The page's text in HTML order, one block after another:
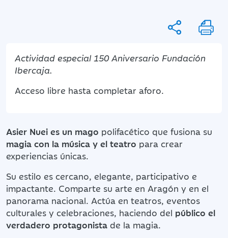
Actividad especial 150 Aniversario Fundación
Ibercaja.
Acceso libre hasta completar aforo.
Asier Nuei es un mago polifacético que fusiona su
magia con la música y el teatro para crear
experiencias únicas.
Su estilo es cercano, elegante, participativo e
impactante. Comparte su arte en Aragón y en el
panorama nacional. Actúa en teatros, eventos
culturales y celebraciones, haciendo del público el
verdadero protagonista de la magia.